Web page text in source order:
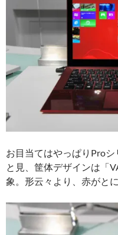
お目当てはやっぱりPro
と見、筐体デザインは「
象。形云々より、赤がと